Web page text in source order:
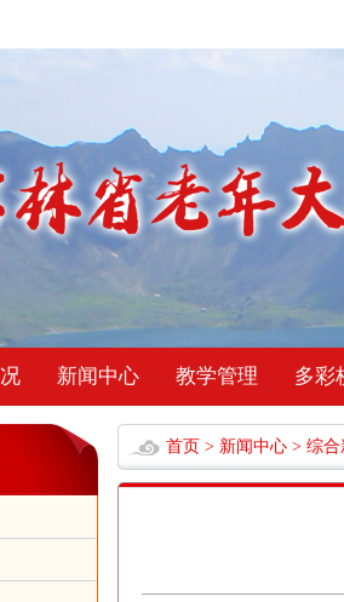
新闻中心 教学管理 多彩
首页 > 新闻中心 > 综合